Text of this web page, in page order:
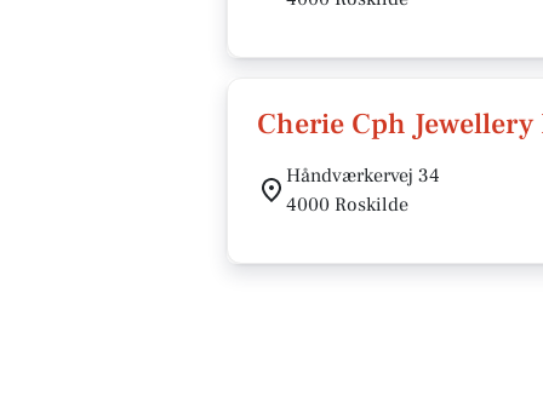
Cherie Cph Jewellery
Håndværkervej 34
4000 Roskilde